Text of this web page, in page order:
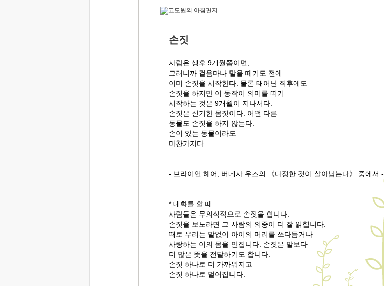
손짓
사람은 생후 9개월쯤이면,
그러니까 걸음마나 말을 떼기도 전에
이미 손짓을 시작한다. 물론 태어난 직후에도
손짓을 하지만 이 동작이 의미를 띠기
시작하는 것은 9개월이 지나서다.
손짓은 신기한 몸짓이다. 어떤 다른
동물도 손짓을 하지 않는다.
손이 있는 동물이라도
마찬가지다.
- 브라이언 헤어, 버네사 우즈의 《다정한 것이 살아남는다》 중에서 -
* 대화를 할 때
사람들은 무의식적으로 손짓을 합니다.
손짓을 보노라면 그 사람의 의중이 더 잘 읽힙니다.
때로 우리는 말없이 아이의 머리를 쓰다듬거나
사랑하는 이의 몸을 만집니다. 손짓은 말보다
더 많은 뜻을 전달하기도 합니다.
손짓 하나로 더 가까워지고
손짓 하나로 멀어집니다.